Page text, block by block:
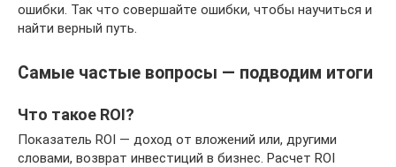
ошибки. Так что совершайте ошибки, чтобы научиться и
найти верный путь.
Самые частые вопросы — подводим итоги
Что такое ROI?
Показатель ROI — доход от вложений или, другими
словами, возврат инвестиций в бизнес. Расчет ROI